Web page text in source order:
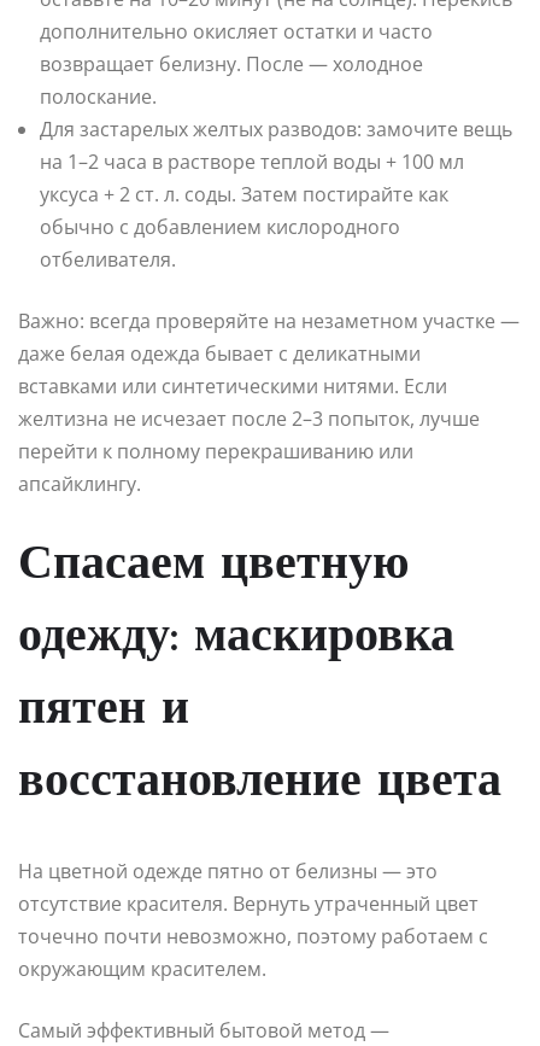
дополнительно окисляет остатки и часто
возвращает белизну. После — холодное
полоскание.
Для застарелых желтых разводов: замочите вещь
на 1–2 часа в растворе теплой воды + 100 мл
уксуса + 2 ст. л. соды. Затем постирайте как
обычно с добавлением кислородного
отбеливателя.
Важно: всегда проверяйте на незаметном участке —
даже белая одежда бывает с деликатными
вставками или синтетическими нитями. Если
желтизна не исчезает после 2–3 попыток, лучше
перейти к полному перекрашиванию или
апсайклингу.
Спасаем цветную
одежду: маскировка
пятен и
восстановление цвета
На цветной одежде пятно от белизны — это
отсутствие красителя. Вернуть утраченный цвет
точечно почти невозможно, поэтому работаем с
окружающим красителем.
Самый эффективный бытовой метод —